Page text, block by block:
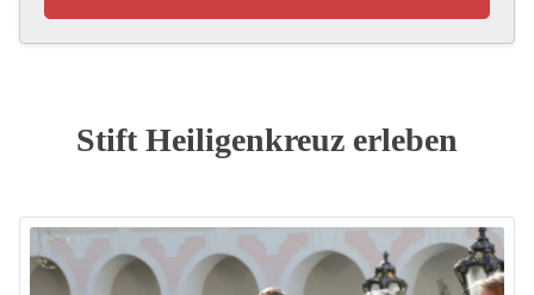
Stift Heiligenkreuz erleben